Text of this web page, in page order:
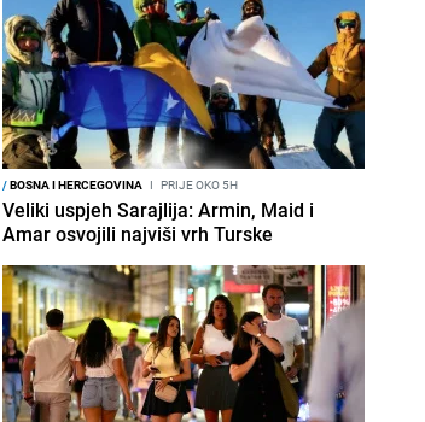
/BOSNA I HERCEGOVINA I PRIJE OKO 5H
Veliki uspjeh Sarajlija: Armin, Maid i
Amar osvojili najviši vrh Turske